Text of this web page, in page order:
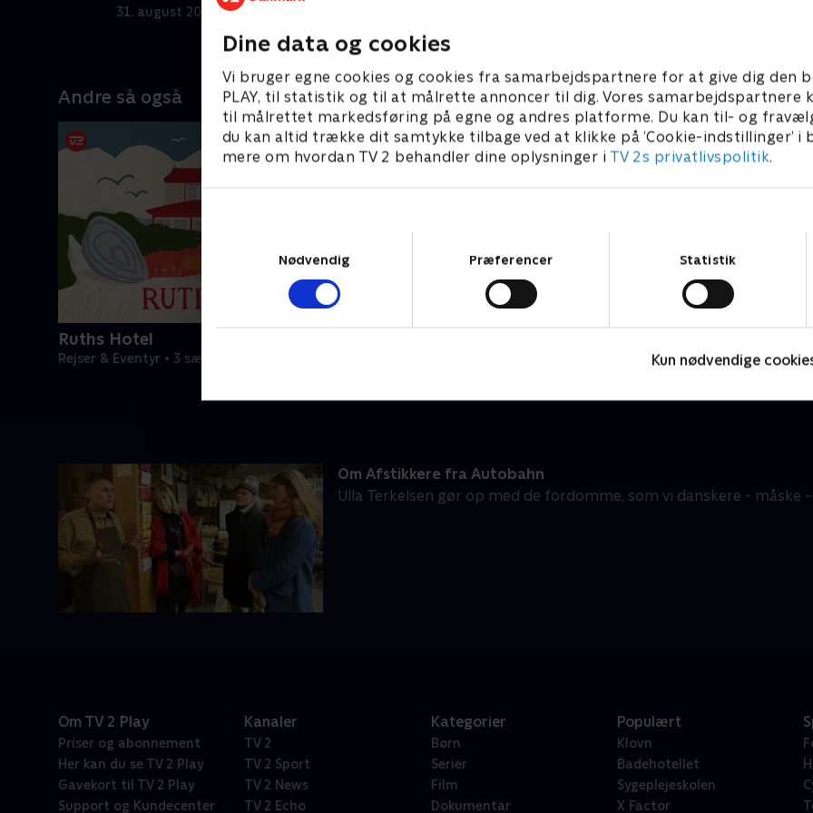
Dine data og cookies
Vi bruger egne cookies og cookies fra samarbejdspartnere for at give dig den
PLAY, til statistik og til at målrette annoncer til dig. Vores samarbejdspartnere
til målrettet markedsføring på egne og andres platforme. Du kan til- og
du kan altid trække dit samtykke tilbage ved at klikke på ’Cookie-indstillinger’ i
mere om hvordan TV 2 behandler dine oplysninger i TV 2s privatlivspolitik.
Nødvendig
Præferencer Statistik
Kun nødvendige
Henriette får sig blandt andet en
nostalgi-DDR-middag i det tidligere
Østberlin, inden Ulla besøger et af de
udenlandske film til tysk. Vi er også til
koncert med Gitte Hænning, og den
danske filminstruktør Ole Christian
Madsen giver en rundtur i det
berømte tyske filmstudie Babelsberg.
31. august 2017 • 24 min
det fodboldstadion i Bremen, hvor
får Ulla brug for begge hænder på
panikhåndtaget, da hun får en tur
med den professionelle danske
racerkører Kasper H. Jensen på den
legendariske Nürburgring, hvor mere
spiser langt bedre.
kulinariske rejse
på en af Europas
restauranter: den
restaurant Tantris,
Andre så også
Ruths Hotel
Rejser & Eventyr • 3 sæsoner
Om Afstikkere fra Autobahn
Ulla Terkelsen gør op med de fordomme, som vi danskere - måske
Om TV 2 Play
Priser og abonnement
Her kan du se TV 2 Play
Gavekort til TV 2 Play
Support og Kundecenter
Kanaler
TV 2
TV 2 Sport
TV 2 News
TV 2 Echo
Kategorier
Børn
Serier
Film
Dokumentar
Populært
Klovn
Badehotellet
Sygeplejeskolen
X Factor